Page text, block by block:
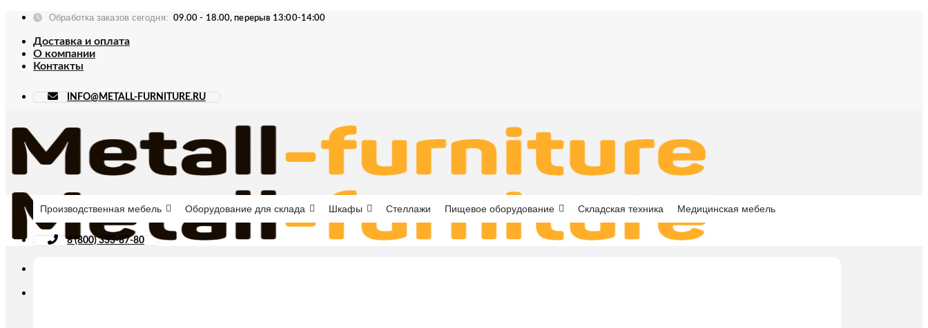
Skip
content
Обработка заказов сегодня: 09.00 - 18.00, перерыв 13:00-14:00
Доставка и оплата
О компании
Контакты
INFO@METALL-FURNITURE.RU
Производственная мебель Оборудование для склада Шкафы Стеллажи Пищевое оборудование Складская техника Медицинская мебель
8 (800) 333-87-80